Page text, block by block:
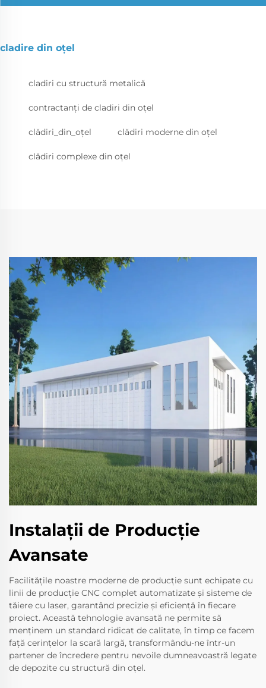
cladire din oțel
cladiri cu structură metalică
contractanți de cladiri din oțel
clădiri_din_oțel clădiri moderne din oțel
clădiri complexe din oțel
Instalații de Producție
Avansate
Facilitățile noastre moderne de producție sunt echipate cu
linii de producție CNC complet automatizate și sisteme de
tăiere cu laser, garantând precizie și eficiență în fiecare
proiect. Această tehnologie avansată ne permite să
menținem un standard ridicat de calitate, în timp ce facem
față cerințelor la scară largă, transformându-ne într-un
partener de încredere pentru nevoile dumneavoastră legate
de depozite cu structură din oțel.